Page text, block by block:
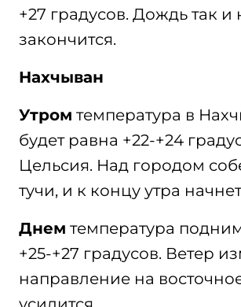
+27 градусов. Дождь так и
закончится.
Нахчыван
Утром температура в
будет равна +22-+24
Цельсия. Над городом
тучи, и к концу утра
Днем температура
+25-+27 градусов. Ветер
направление на